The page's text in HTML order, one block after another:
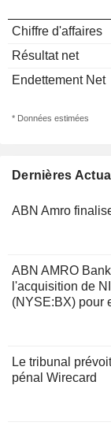
Dernières
ABN Amro
ABN AMRO
l'acquisition de
(NYSE:BX) pour
Le tribunal
pénal Wirecard
Chiffre d'affaires
Résultat net
Endettement Net
* Données estimées